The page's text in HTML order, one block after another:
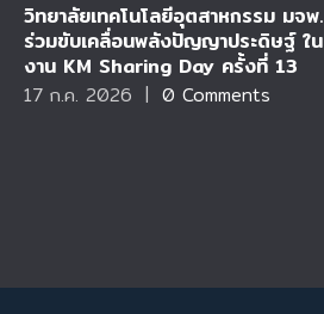
วิทยาลัยเทคโนโลยีอุตสาหกรรม มจพ.
ร่วมขับเคลื่อนพลังปัญญาประดิษฐ์ ใน
งาน KM Sharing Day ครั้งที่ 13
17 ก.ค. 2026 | 0 Comments